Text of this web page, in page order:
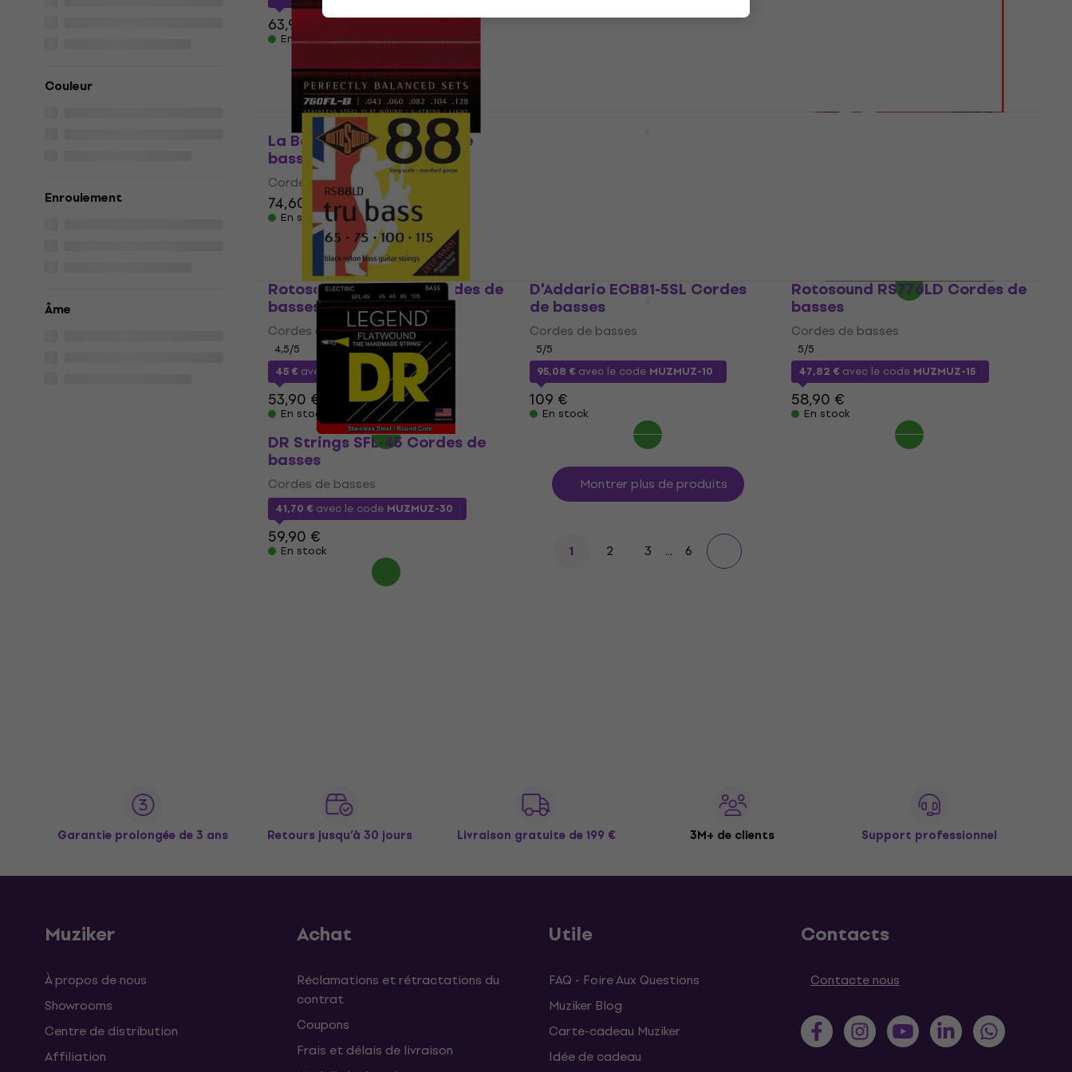
Couleur
Enroulement
Âme
63,90 €
En stock
En stock
La Bella 760FL-B Cordes de
basses
Cordes de basses
74,60 €
En stock
Rotosound RS 88 LD Cordes de
basses
Cordes de basses
4,5/5
45 € avec le code MUZMUZ-15
53,90 €
En stock
D'Addario ECB81-5SL Cordes
de basses
Cordes de basses
5/5
95,08 € avec le code MUZMUZ-10
109 €
En stock
Rotosound RS776LD Cordes de
basses
Cordes de basses
5/5
47,82 € avec le code MUZMUZ-15
58,90 €
En stock
DR Strings SFL-45 Cordes de
basses
Cordes de basses
41,70 € avec le code MUZMUZ-30
59,90 €
En stock
Montrer plus de produits
1 2 3 ... 6
Garantie prolongée de 3 ans Retours jusqu’à 30 jours Livraison gratuite de 199 € 3M+ de clients Support professionnel
Muziker
À propos de nous
Showrooms
Centre de distribution
Affiliation
Achat
Réclamations et rétractations du
contrat
Coupons
Frais et délais de livraison
Utile
FAQ - Foire Aux Questions
Muziker Blog
Carte-cadeau Muziker
Idée de cadeau
Contacts
Contacte nous